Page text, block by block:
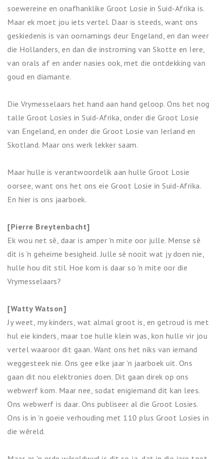
soewereine en onafhanklike Groot Losie in Suid-Afrika is.
Maar ek moet jou iets vertel. Daar is steeds, want ons
geskiedenis is van oornamings deur Engeland, en dan weer
die Hollanders, en dan die instroming van Skotte en Iere,
van orals af en ander nasies ook, met die ontdekking van
goud en diamante.
Die Vrymesselaars het hand aan hand geloop. Ons het nog
talle Groot Losies in Suid-Afrika, onder die Groot Losie
van Engeland, en onder die Groot Losie van Ierland en
Skotland. Maar ons werk lekker saam.
Maar hulle is verantwoordelik aan hulle Groot Losie
oorsee, want ons het ons eie Groot Losie in Suid-Afrika.
En hier is ons jaarboek.
[Pierre Breytenbacht]
Ek wou net sê, daar is amper 'n mite oor julle. Mense sê
dit is 'n geheime besigheid. Julle sê nooit wat jy doen nie,
hulle hou dit stil. Hoe kom is daar so 'n mite oor die
Vrymesselaars?
[Watty Watson]
Jy weet, my kinders, wat almal groot is, en getroud is met
hul eie kinders, maar toe hulle klein was, kon hulle vir jou
vertel waaroor dit gaan. Want ons het niks van iemand
weggesteek nie. Ons gee elke jaar 'n jaarboek uit. Ons
gaan dit nou elektronies doen. Dit gaan direk op ons
webwerf kom. Maar nee, sodat enigiemand dit kan lees.
Ons webwerf is daar. Ons publiseer al die Groot Losies.
Ons is in 'n goeie verhouding met 110 plus Groot Losies in
die wêreld.